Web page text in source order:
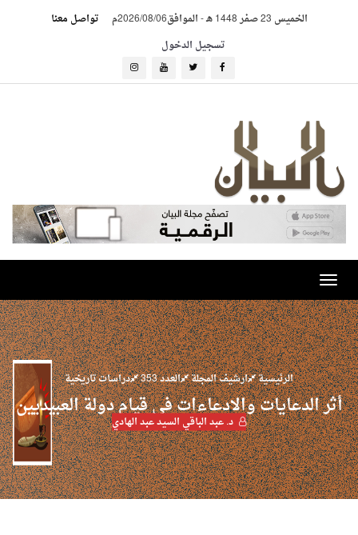
الخميس 23 صفر 1448 هـ -الموافق2026/08/06م
تواصل معنا
تسجيل الدخول
Toggle
navigation
الرئيسية ارشيف المجلة العدد 353 دراسات تاريخية
أثر الدعايات والادعاءات في قيام دولة العبيديين
د. عبد الباقي السيد عبد الهادي